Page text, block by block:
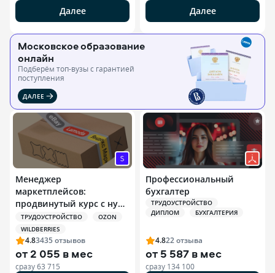
Далее Далее
Московское образование
онлайн
Подберём топ-вузы c гарантией
поступления
ДАЛЕЕ
Менеджер
маркетплейсов:
продвинутый курс с нуля
+ ИИ
ТРУДОУСТРОЙСТВО
OZON
WILDBERRIES
4.83435отзывов
от2 055 в мес
сразу63 715
Профессиональный
бухгалтер
ТРУДОУСТРОЙСТВО
ДИПЛОМ
БУХГАЛТЕРИЯ
4.822отзыва
от 5 587 в мес
сразу 134 100